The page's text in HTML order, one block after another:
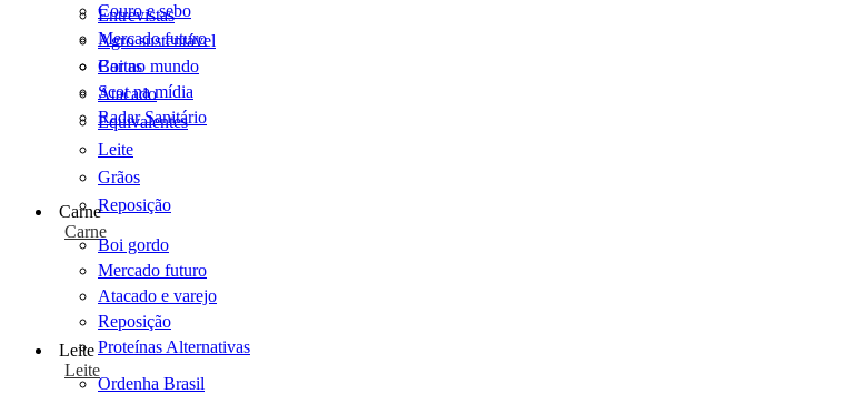
Entrevistas
Agro sustentável
Cartas
Scot na mídia
Radar Sanitário
Couro e sebo
Mercado futuro
Boi no mundo
Atacado
Equivalentes
Leite
Grãos
Reposição
Carne
Carne
Boi gordo
Mercado futuro
Atacado e varejo
Reposição
Proteínas Alternativas
Leite
Leite
Ordenha Brasil